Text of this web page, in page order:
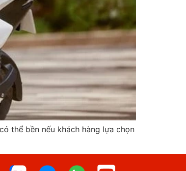
thể bền nếu khách hàng lựa chọn